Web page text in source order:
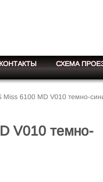
КОНТАКТЫ СХЕМА
6100 MD V010 темно-
V010 темно-